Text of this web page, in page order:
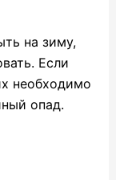
на зиму,
Если
необходимо
опад.